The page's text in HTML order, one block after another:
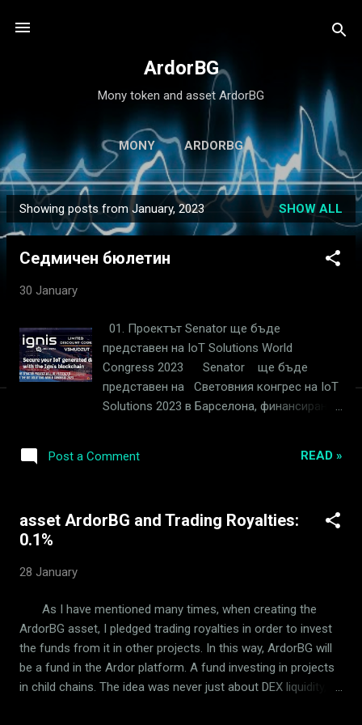
ArdorBG
Mony token and asset ArdorBG
MONY ARDORBG
P
o
Showing posts from January, 2023 SHOW ALL
Седмичен бюлетин
30 January
01. Проектът Senator ще бъде
представен на IoT Solutions World
Congress 2023 Senator ще бъде
представен на Световния конгрес на IoT
Solutions 2023 в Барселона, финансирания
да се присъедините към 3-дневния
кода: V5MUDZUT. В Gran Via, зала 4, ниво
Актуализацията на разработката включва
нов потребителски интерфейс на играта,
история на игрите на играча, подобрени
сигнали за ботове и функции за
офериране на ботове, нова диаграма за
Post a Comment READ »
asset ArdorBG and Trading Royalties:
0.1%
28 January
As I have mentioned many times, when creating the
ArdorBG asset, I pledged trading royalties in order to invest
the funds from it in other projects. In this way, ArdorBG will
be a fund in the Ardor platform. A fund investing in projects
in child chains. The idea was never just about DEX liquidity,